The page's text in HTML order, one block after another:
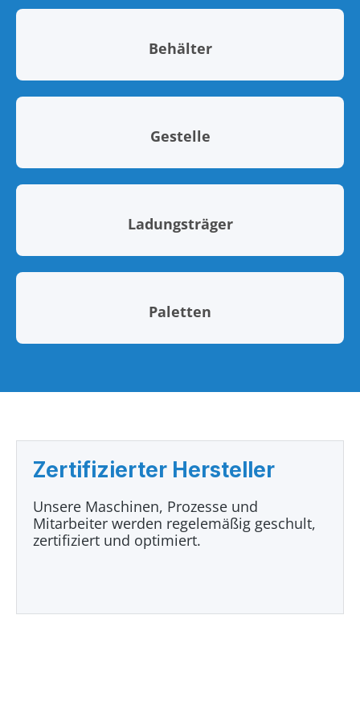
Behälter
Gestelle
Ladungsträger
Paletten
Zertifizierter Hersteller
Unsere Maschinen, Prozesse und
Mitarbeiter werden regelemäßig geschult,
zertifiziert und optimiert.